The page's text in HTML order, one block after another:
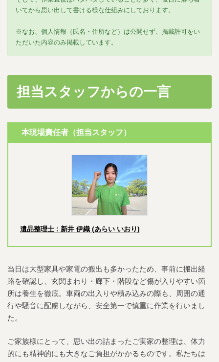
いてから思い出して書ける様な仕組みにしております。
※なお、個人情報（氏名・住所など）は公開せず、掲載許可をい
ただいた内容のみ掲載しています。
担当スタッフからの一言
本現場責任者（担当スタッフ）
遺品整理士 : 新井 伊織 (あらい いおり)
当日は大型家具や家電の搬出も多かったため、事前に搬出経
路を確認し、玄関まわり・廊下・階段など傷が入りやすい箇
所は養生を徹底。車両の出入りや積み込みの際も、周囲の通
行や騒音に配慮しながら、安全第一で慎重に作業を行いまし
た。
ご家族様にとって、思い出の詰まったご実家の整理は、体力
的にも精神的にも大きなご負担がかかるものです。私たちは